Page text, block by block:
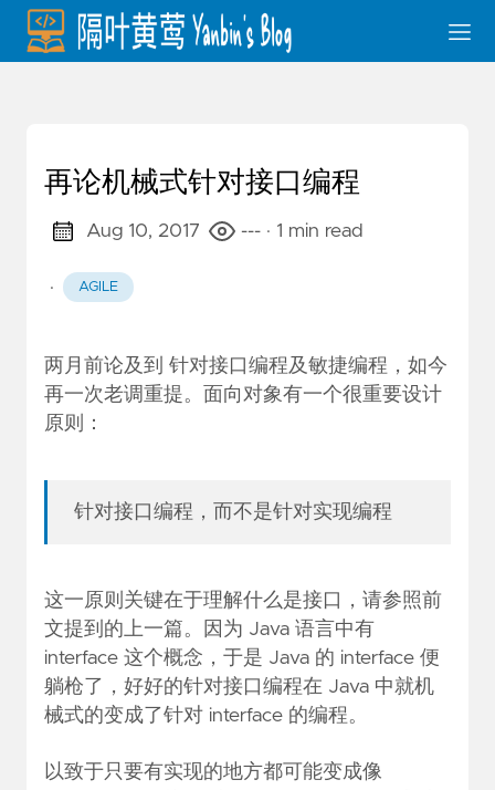
再论机械式针对接口编程
Aug 10, 2017 --- · 1 min read
· AGILE
两月前论及到 针对接口编程及敏捷编程 ，如今
再一次老调重提。面向对象有一个很重要设计
原则：
针对接口编程，而不是针对实现编程
这一原则关键在于理解什么是接口，请参照前
文提到的上一篇。因为 Java 语言中有
interface 这个概念，于是 Java 的 interface 便
躺枪了，好好的针对接口编程在 Java 中就机
械式的变成了针对 interface 的编程。
以致于只要有实现的地方都可能变成像